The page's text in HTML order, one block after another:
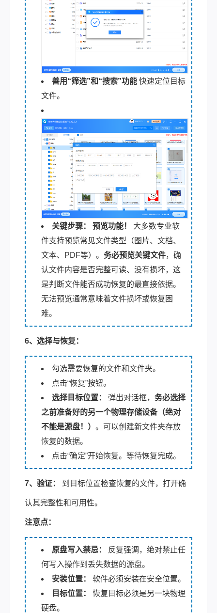
善用“筛选”和“搜索”功能 快速定位目标
文件。
关键步骤： 预览功能！
大多数专业软
件支持预览常见文件类型（图片、文档、
文本、PDF等）。 务必预览关键文件，确
认文件内容是否完整可读、没有损坏，这
是判断文件能否成功恢复的最直接依据。
无法预览通常意味着文件损坏或恢复困
难。
6、选择与恢复：
勾选需要恢复的文件和文件夹。
点击“恢复”按钮。
选择目标位置：
弹出对话框， 务必选择
之前准备好的另一个物理存储设备（绝对
不能是源盘！） 。可以创建新文件夹存放
恢复的数据。
点击“确定”开始恢复。等待恢复完成。
7、验证： 到目标位置检查恢复的文件，打开确
认其完整性和可用性。
注意点：
原盘写入禁忌：
反复强调，绝对禁止任
何写入操作到丢失数据的源盘。
安装位置：
软件必须安装在安全位置。
目标位置：
恢复目标必须是另一块物理
硬盘。